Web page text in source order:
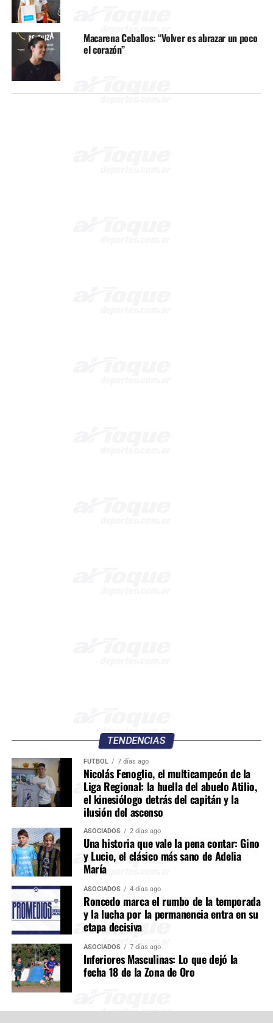
Macarena Ceballos: “Volver es abrazar un poco
el corazón”
TENDENCIAS
FÚTBOL 7 días ago
Nicolás Fenoglio, el multicampeón de la
Liga Regional: la huella del abuelo Atilio,
el kinesiólogo detrás del capitán y la
ilusión del ascenso
ASOCIADOS 2 días ago
Una historia que vale la pena contar: Gino
y Lucio, el clásico más sano de Adelia
María
ASOCIADOS 4 días ago
Roncedo marca el rumbo de la temporada
y la lucha por la permanencia entra en su
etapa decisiva
ASOCIADOS 7 días ago
Inferiores Masculinas: Lo que dejó la
fecha 18 de la Zona de Oro